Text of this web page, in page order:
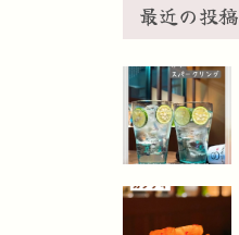
最近の投稿